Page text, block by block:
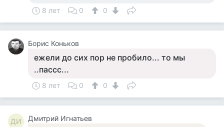
8 лет 0 0
Борис Коньков
ежели до сих пор не пробило... то мы
..пассс...
8 лет 0 0
ДИ Дмитрий Игнатьев